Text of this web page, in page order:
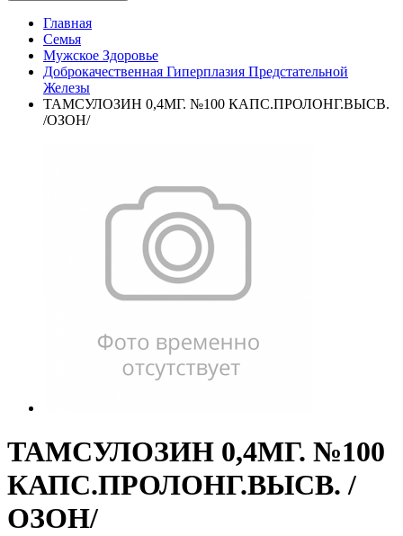
Главная
Семья
Мужское Здоровье
Доброкачественная Гиперплазия Предстательной
Железы
ТАМСУЛОЗИН 0,4МГ. №100 КАПС.ПРОЛОНГ.ВЫСВ.
/ОЗОН/
ТАМСУЛОЗИН 0,4МГ. №100
КАПС.ПРОЛОНГ.ВЫСВ. /
ОЗОН/